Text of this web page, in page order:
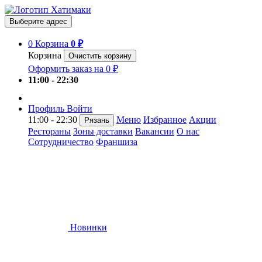
Выберите адрес
0 Корзина 0 ₽
Корзина
Очистить корзину
Оформить заказ на 0 ₽
11:00 - 22:30
Профиль Войти
11:00 - 22:30
Рязань Меню Избранное Акции
Рестораны Зоны доставки Вакансии О нас
Сотрудничество Франшиза
Новинки